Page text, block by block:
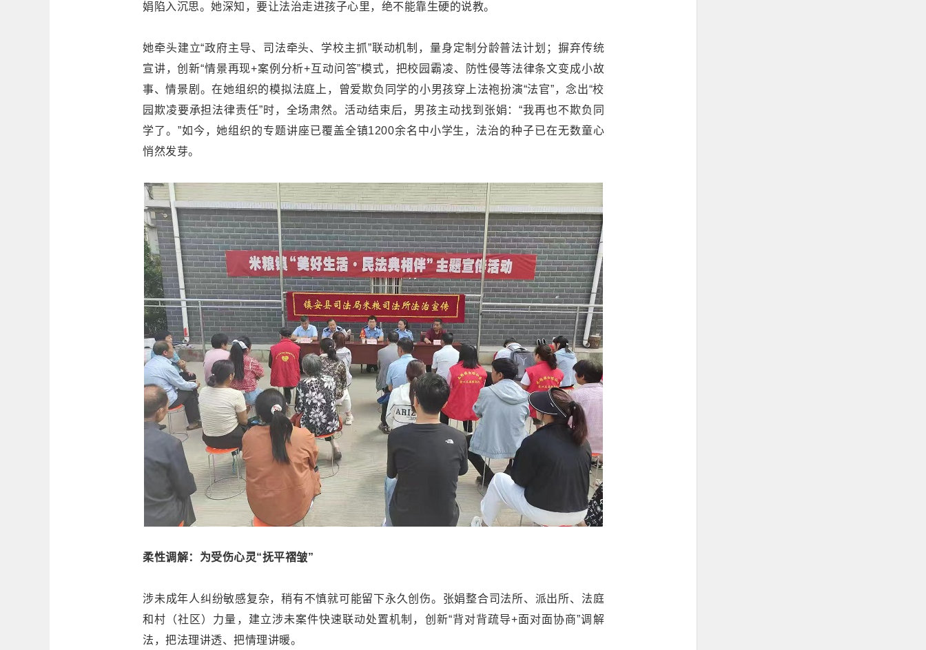
娟陷入沉思。她深知，要让法治走进孩子心里，绝不能靠生硬的说教。
她牵头建立“政府主导、司法牵头、学校主抓”联动机制，量身定制分龄普法计划；摒弃传统
宣讲，创新“情景再现+案例分析+互动问答”模式，把校园霸凌、防性侵等法律条文变成小故
事、情景剧。在她组织的模拟法庭上，曾爱欺负同学的小男孩穿上法袍扮演“法官”，念出“校
园欺凌要承担法律责任”时，全场肃然。活动结束后，男孩主动找到张娟：“我再也不欺负同
学了。”如今，她组织的专题讲座已覆盖全镇1200余名中小学生，法治的种子已在无数童心
悄然发芽。
柔性调解：为受伤心灵“抚平褶皱”
涉未成年人纠纷敏感复杂，稍有不慎就可能留下永久创伤。张娟整合司法所、派出所、法庭
和村（社区）力量，建立涉未案件快速联动处置机制，创新“背对背疏导+面对面协商”调解
法，把法理讲透、把情理讲暖。